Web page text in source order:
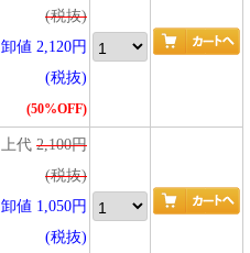
(税抜)
卸値 2,120円
(税抜)
(50%OFF)
上代 2,100円
(税抜)
卸値 1,050円
(税抜)